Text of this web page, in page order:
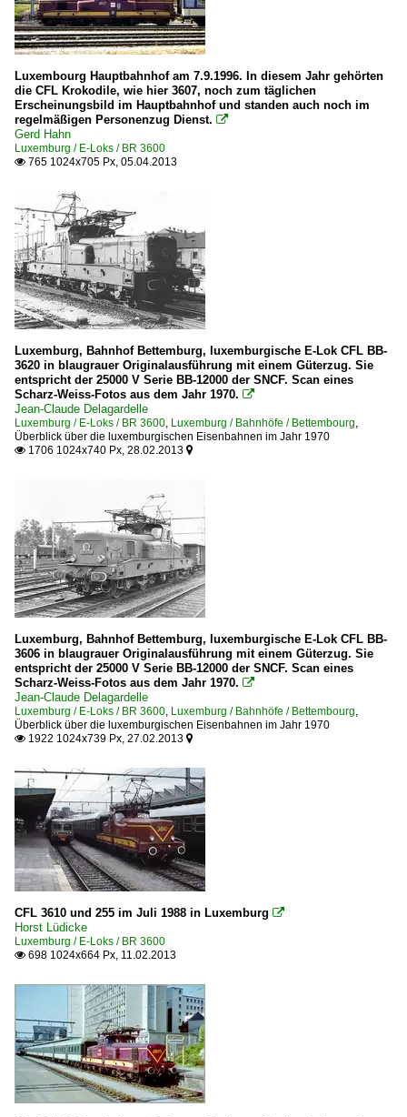
Luxembourg Hauptbahnhof am 7.9.1996. In diesem Jahr gehörten
die CFL Krokodile, wie hier 3607, noch zum täglichen
Erscheinungsbild im Hauptbahnhof und standen auch noch im
regelmäßigen Personenzug Dienst. 
Gerd Hahn
Luxemburg / E-Loks / BR 3600
 765 1024x705 Px, 05.04.2013
Luxemburg, Bahnhof Bettemburg, luxemburgische E-Lok CFL BB-
3620 in blaugrauer Originalausführung mit einem Güterzug. Sie
entspricht der 25000 V Serie BB-12000 der SNCF. Scan eines
Scharz-Weiss-Fotos aus dem Jahr 1970. 
Jean-Claude Delagardelle
Luxemburg / E-Loks / BR 3600, Luxemburg / Bahnhöfe / Bettembourg,
Überblick über die luxemburgischen Eisenbahnen im Jahr 1970
 1706 1024x740 Px, 28.02.2013 
Luxemburg, Bahnhof Bettemburg, luxemburgische E-Lok CFL BB-
3606 in blaugrauer Originalausführung mit einem Güterzug. Sie
entspricht der 25000 V Serie BB-12000 der SNCF. Scan eines
Scharz-Weiss-Fotos aus dem Jahr 1970. 
Jean-Claude Delagardelle
Luxemburg / E-Loks / BR 3600, Luxemburg / Bahnhöfe / Bettembourg,
Überblick über die luxemburgischen Eisenbahnen im Jahr 1970
 1922 1024x739 Px, 27.02.2013 
CFL 3610 und 255 im Juli 1988 in Luxemburg 
Horst Lüdicke
Luxemburg / E-Loks / BR 3600
 698 1024x664 Px, 11.02.2013